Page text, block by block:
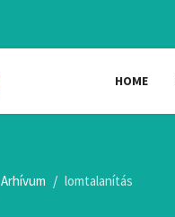
HOME
Arhívum lomtalanítás